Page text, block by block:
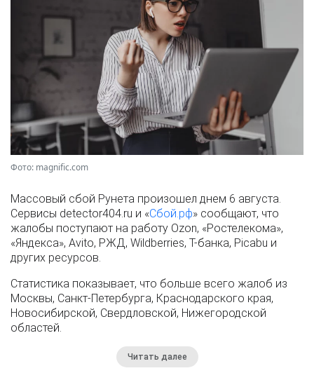
Фото: magnific.com
Массовый сбой Рунета произошел днем 6 августа.
Сервисы detector404.ru и «Сбой.рф» сообщают, что
жалобы поступают на работу Ozon, «Ростелекома»,
«Яндекса», Avito, РЖД, Wildberries, Т-банка, Picabu и
других ресурсов.
Статистика показывает, что больше всего жалоб из
Москвы, Санкт-Петербурга, Краснодарского края,
Новосибирской, Свердловской, Нижегородской
областей.
Читать далее